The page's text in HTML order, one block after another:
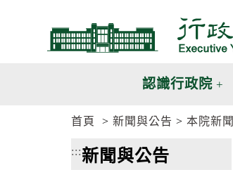
認識行政院
首頁 新聞與公告 本院新聞
:::新聞與公告